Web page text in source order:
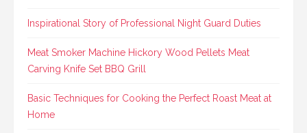
Inspirational Story of Professional Night Guard Duties
Meat Smoker Machine Hickory Wood Pellets Meat
Carving Knife Set BBQ Grill
Basic Techniques for Cooking the Perfect Roast Meat at
Home